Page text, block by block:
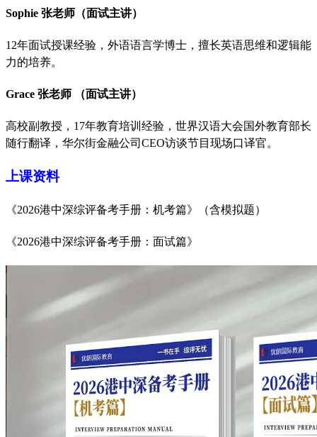
Sophie 张老师（面试主讲）
12年面试授课经验，外语语言学博士，擅长英语思维和逻辑能
力的培养。
Grace 张老师 （面试主讲）
高校副教授， 17年教育培训经验，世界汉语大会国外教育部长
随行翻译，华尔街金融公司CEO访谈节目现场口译官。
上课资料
《2026港中深综评备考手册：机考篇》（含模拟题）
《2026港中深综评备考手册：面试篇》